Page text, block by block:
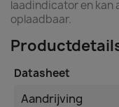
laadindicator en kan
oplaadbaar.
Datasheet
Aandrijving